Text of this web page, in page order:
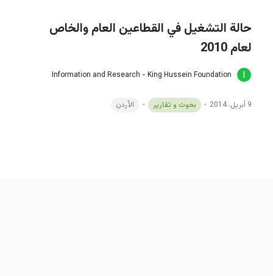
حالة التشغيل في القطاعين العام والخاص
لعام 2010
Information and Research - King Hussein Foundation
9 أبريل، 2014 بحوث و تقارير الأردن